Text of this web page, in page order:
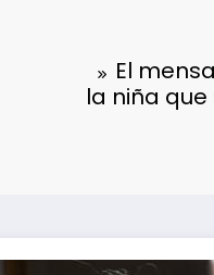
El
la niña